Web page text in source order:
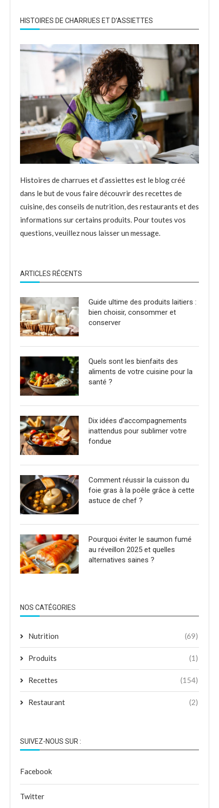
HISTOIRES DE CHARRUES ET D’ASSIETTES
Histoires de charrues et d’assiettes est le blog créé
dans le but de vous faire découvrir des recettes de
cuisine, des conseils de nutrition, des restaurants et des
informations sur certains produits. Pour toutes vos
questions, veuillez nous laisser un message.
ARTICLES RÉCENTS
Guide ultime des produits laitiers :
bien choisir, consommer et
conserver
Quels sont les bienfaits des
aliments de votre cuisine pour la
santé ?
Dix idées d’accompagnements
inattendus pour sublimer votre
fondue
Comment réussir la cuisson du
foie gras à la poêle grâce à cette
astuce de chef ?
Pourquoi éviter le saumon fumé
au réveillon 2025 et quelles
alternatives saines ?
NOS CATÉGORIES
Nutrition (69)
Produits (1)
Recettes (154)
Restaurant (2)
SUIVEZ-NOUS SUR :
Facebook
Twitter